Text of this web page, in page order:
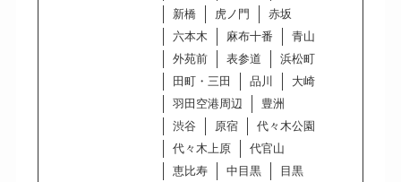
新橋
虎ノ門
赤坂
六本木
麻布十番
青山
外苑前
表参道
浜松町
田町・三田
品川
大崎
羽田空港周辺
豊洲
渋谷
原宿
代々木公園
代々木上原
代官山
恵比寿
中目黒
目黒